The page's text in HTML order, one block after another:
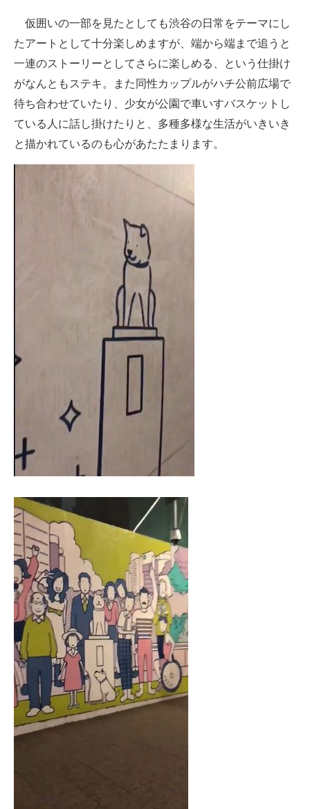
仮囲いの一部を見たとしても渋谷の日常をテーマにし
たアートとして十分楽しめますが、端から端まで追うと
一連のストーリーとしてさらに楽しめる、という仕掛け
がなんともステキ。また同性カップルがハチ公前広場で
待ち合わせていたり、少女が公園で車いすバスケットし
ている人に話し掛けたりと、多種多様な生活がいきいき
と描かれているのも心があたたまります。